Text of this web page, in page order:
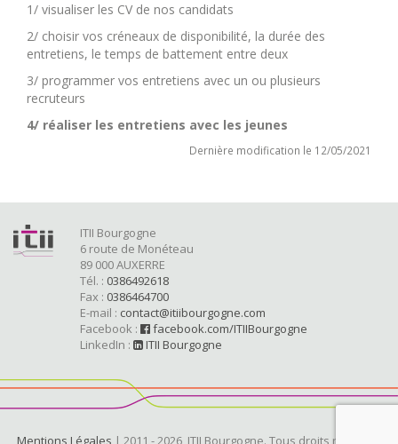
1/ visualiser les CV de nos candidats
2/ choisir vos créneaux de disponibilité, la durée des
entretiens, le temps de battement entre deux
3/ programmer vos entretiens avec un ou plusieurs
recruteurs
4/ réaliser les entretiens avec les jeunes
Dernière modification le 12/05/2021
ITII Bourgogne
6 route de Monéteau
89 000 AUXERRE
Tél. : 0386492618
Fax : 0386464700
E-mail : contact@itiibourgogne.com
Facebook :
facebook.com/ITIIBourgogne
LinkedIn :
ITII Bourgogne
Mentions Légales | 2011 - 2026, ITII Bourgogne. Tous droits réservés